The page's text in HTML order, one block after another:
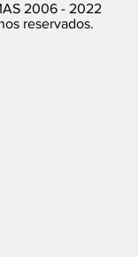
2006 - 2022
reservados.